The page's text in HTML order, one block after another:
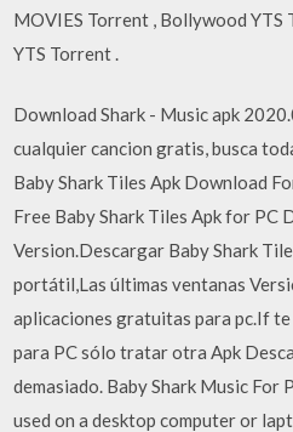
MOVIES Torrent , Bollywood
YTS Torrent .
Download Shark - Music apk
cualquier cancion gratis, busca
Baby Shark Tiles Apk Download
Free Baby Shark Tiles Apk for PC
Version.Descargar Baby Shark
portátil,Las últimas ventanas
aplicaciones gratuitas para pc.If
para PC sólo tratar otra Apk
demasiado. Baby Shark Music For
used on a desktop computer or